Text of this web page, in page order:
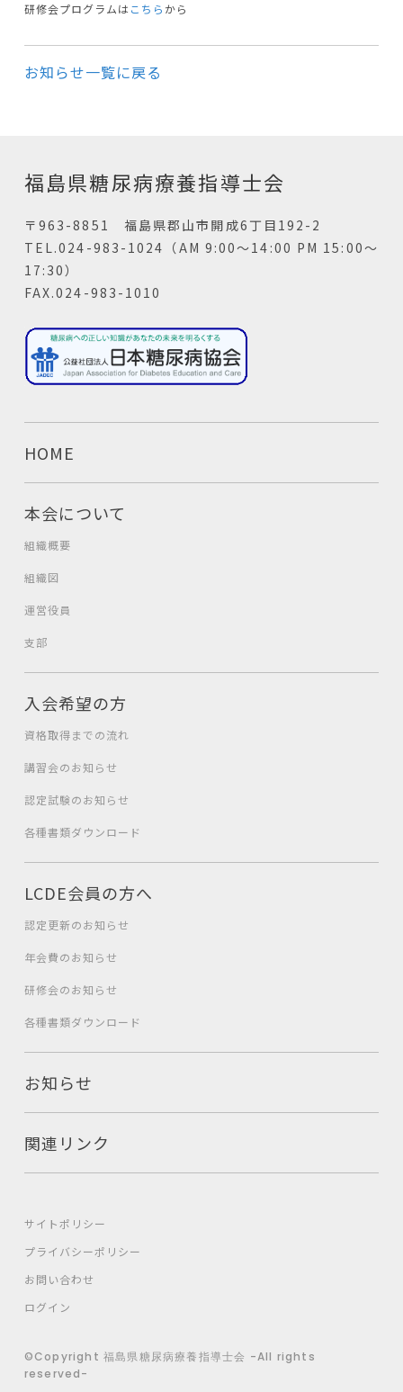
研修会プログラムは こちら から
お知らせ一覧に戻る
福島県糖尿病療養指導士会
〒963-8851 福島県郡山市開成6丁目192-2
TEL.024-983-1024（AM 9:00～14:00 PM 15:00～
17:30）
FAX.024-983-1010
HOME
本会について
組織概要
組織図
運営役員
支部
入会希望の方
資格取得までの流れ
講習会のお知らせ
認定試験のお知らせ
各種書類ダウンロード
LCDE会員の方へ
認定更新のお知らせ
年会費のお知らせ
研修会のお知らせ
各種書類ダウンロード
お知らせ
関連リンク
サイトポリシー
プライバシーポリシー
お問い合わせ
ログイン
©Copyright 福島県糖尿病療養指導士会 -All rights
reserved-